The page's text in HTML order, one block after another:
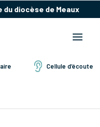
diocèse de Meaux
Cellule d’écoute